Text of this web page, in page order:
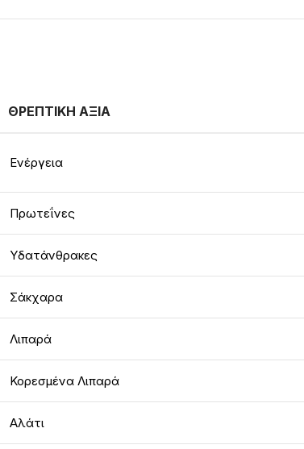
ΘΡΕΠΤΙΚΗ ΑΞΙΑ
Ενέργεια
Πρωτεΐνες
Υδατάνθρακες
Σάκχαρα
Λιπαρά
Κορεσμένα Λιπαρά
Αλάτι